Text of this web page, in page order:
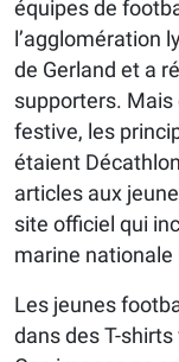
équipes de
l’agglomération
de Gerland et a
supporters. Mais
festive, les
étaient
articles aux
site officiel qui
marine nationale
Les jeunes
dans des T-shirts